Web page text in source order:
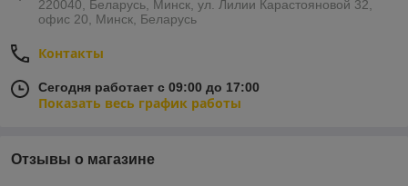
220040, Беларусь, Минск, ул. Лилии Карастояновой 32,
офис 20, Минск, Беларусь
Контакты
Сегодня работает с 09:00 до 17:00
Показать весь график работы
Отзывы о магазине